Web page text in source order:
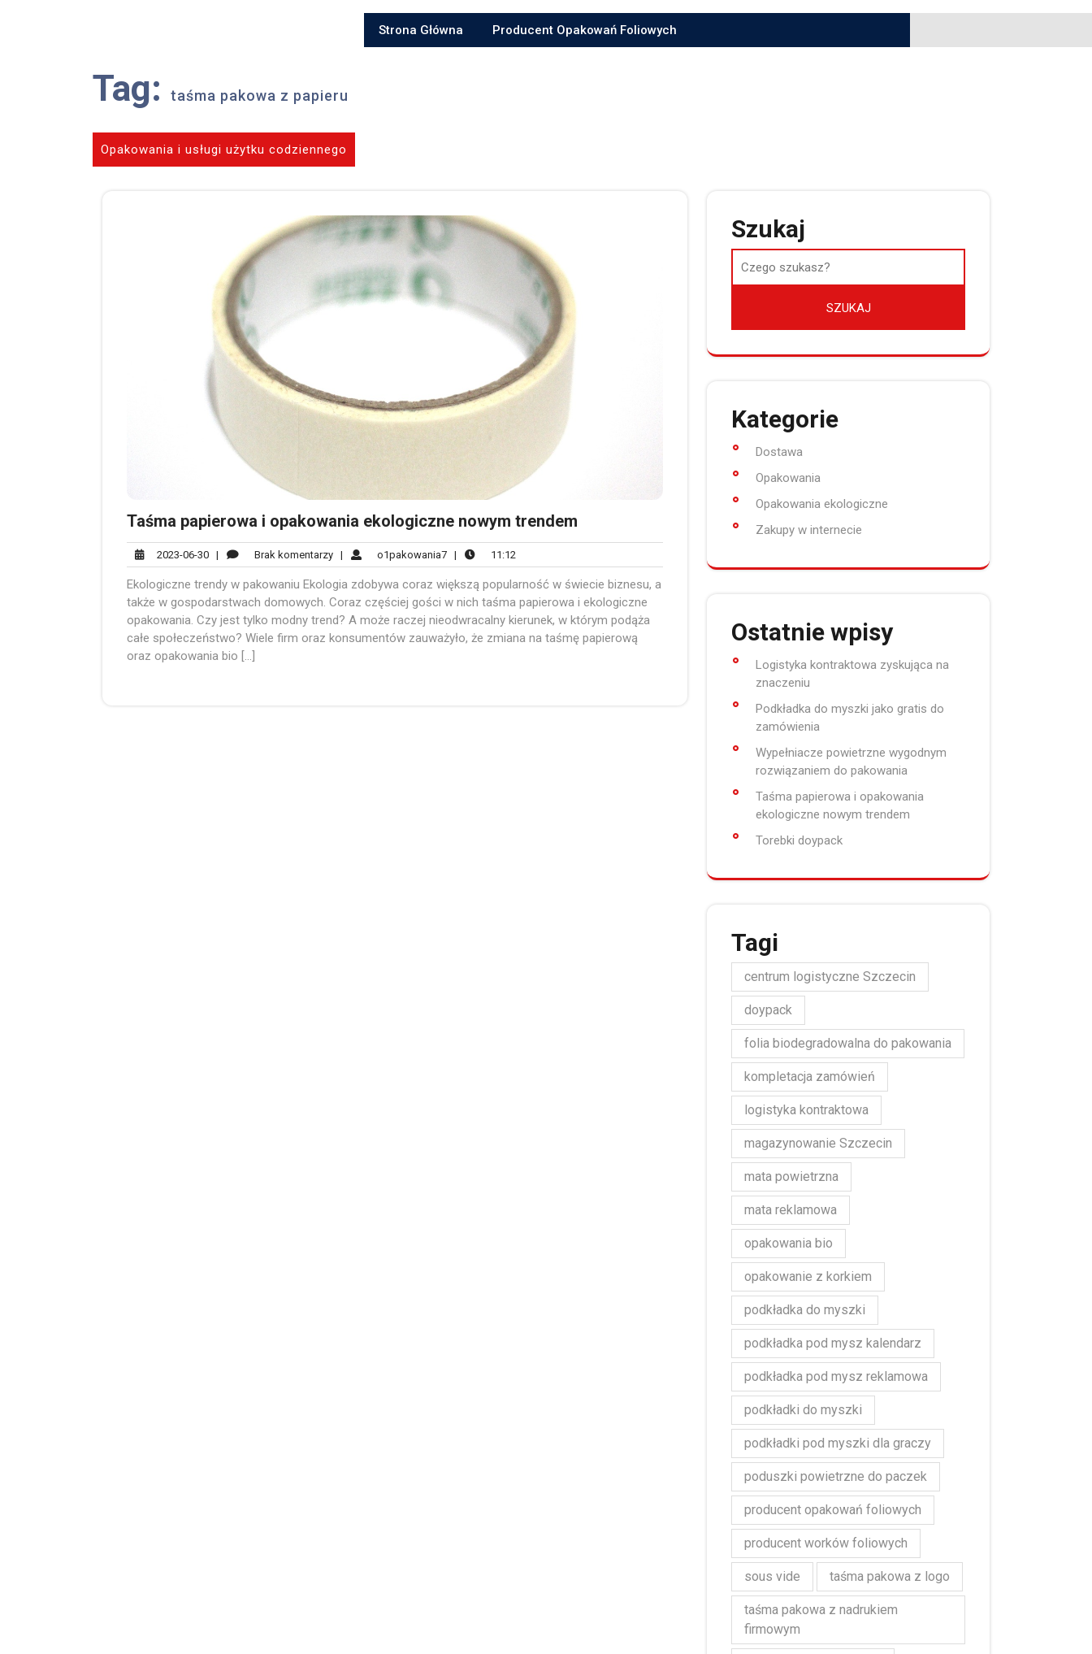
Strona Główna Producent Opakowań Foliowych
Tag: taśma pakowa z papieru
Opakowania i usługi użytku codziennego
Taśma papierowa i opakowania ekologiczne nowym trendem
2023-06-302023-
06-
30
| Brak komentarzyBrak
komentarzy
| o1pakowania7o1pakowania7
| 11:12
Ekologiczne trendy w pakowaniu Ekologia zdobywa coraz większą popularność w świecie biznesu, a
także w gospodarstwach domowych. Coraz częściej gości w nich taśma papierowa i ekologiczne
opakowania. Czy jest tylko modny trend? A może raczej nieodwracalny kierunek, w którym podąża
całe społeczeństwo? Wiele firm oraz konsumentów zauważyło, że zmiana na taśmę papierową
oraz opakowania bio […]
Szukaj
Kategorie
Dostawa
Opakowania
Opakowania ekologiczne
Zakupy w internecie
Ostatnie wpisy
Logistyka kontraktowa zyskująca na
znaczeniu
Podkładka do myszki jako gratis do
zamówienia
Wypełniacze powietrzne wygodnym
rozwiązaniem do pakowania
Taśma papierowa i opakowania
ekologiczne nowym trendem
Torebki doypack
Tagi
centrum logistyczne Szczecin
doypack
folia biodegradowalna do pakowania
kompletacja zamówień
logistyka kontraktowa
magazynowanie Szczecin
mata powietrzna
mata reklamowa
opakowania bio
opakowanie z korkiem
podkładka do myszki
podkładka pod mysz kalendarz
podkładka pod mysz reklamowa
podkładki do myszki
podkładki pod myszki dla graczy
poduszki powietrzne do paczek
producent opakowań foliowych
producent worków foliowych
sous vide taśma pakowa z logo
taśma pakowa z nadrukiem
firmowym